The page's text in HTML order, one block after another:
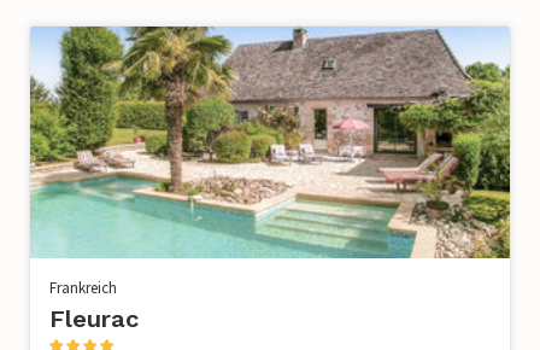
Frankreich
Fleurac